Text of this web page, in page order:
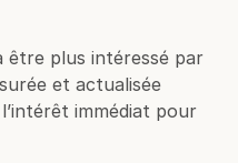
être plus intéressé par
et actualisée
immédiat pour